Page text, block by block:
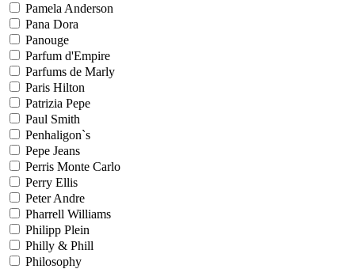
Pamela Anderson
Pana Dora
Panouge
Parfum d'Empire
Parfums de Marly
Paris Hilton
Patrizia Pepe
Paul Smith
Penhaligon`s
Pepe Jeans
Perris Monte Carlo
Perry Ellis
Peter Andre
Pharrell Williams
Philipp Plein
Philly & Phill
Philosophy